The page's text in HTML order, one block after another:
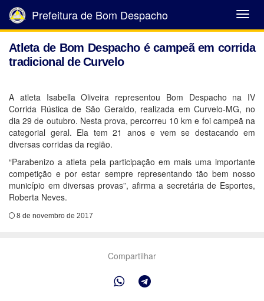
Abrir
Menu
Prefeitura de Bom Despacho
Atleta de Bom Despacho é campeã em corrida
tradicional de Curvelo
A atleta Isabella Oliveira representou Bom Despacho na IV
Corrida Rústica de São Geraldo, realizada em Curvelo-MG, no
dia 29 de outubro. Nesta prova, percorreu 10 km e foi campeã na
categorial geral. Ela tem 21 anos e vem se destacando em
diversas corridas da região.
“Parabenizo a atleta pela participação em mais uma importante
competição e por estar sempre representando tão bem nosso
município em diversas provas”, afirma a secretária de Esportes,
Roberta Neves.
8 de novembro de 2017
Compartilhar